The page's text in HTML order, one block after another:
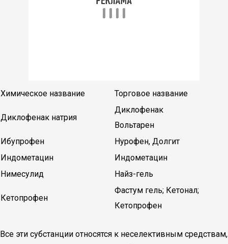
Химическое название Торговое название
Диклофенак натрия
Диклофенак
Вольтарен
Ибупрофен
Нурофен, Долгит
Индометацин
Индометацин
Нимесулид
Найз-гель
Кетопрофен
Фастум гель; Кетонал;
Кетопрофен
Все эти субстанции относятся к неселективным средствам,